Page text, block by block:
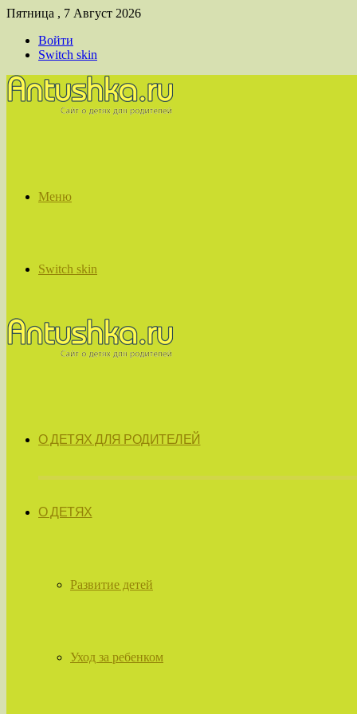
Пятница , 7 Август 2026
Войти
Switch skin
Меню
Switch skin
О ДЕТЯХ ДЛЯ РОДИТЕЛЕЙ
О ДЕТЯХ
Развитие детей
Уход за ребенком